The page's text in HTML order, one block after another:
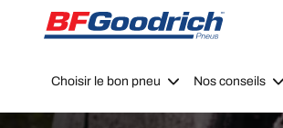
Go to page content
Go to page navigation
Choisir le bon pneu Nos conseils